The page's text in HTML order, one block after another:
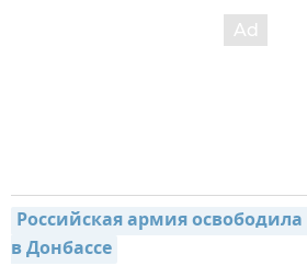
Российская армия
в Донбассе